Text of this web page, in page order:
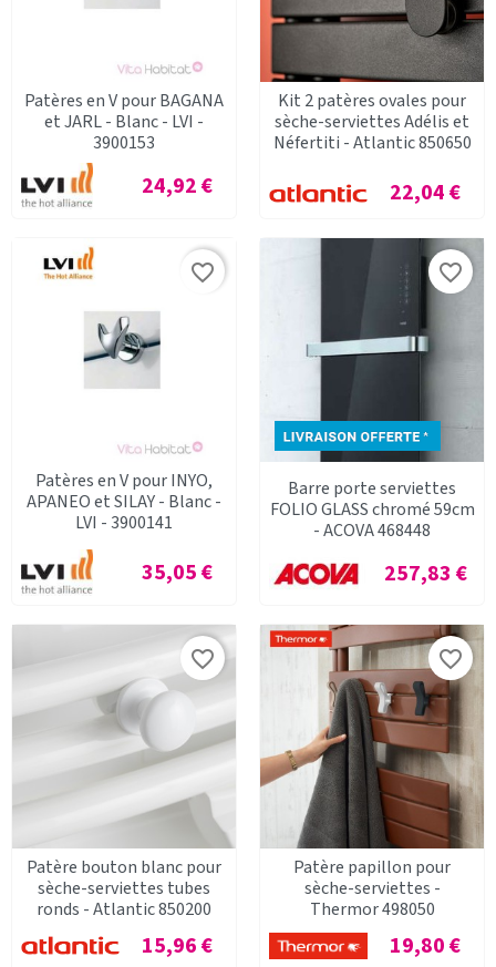
Patères en V pour BAGANA
et JARL - Blanc - LVI -
3900153
Prix
24,92 €
Kit 2 patères ovales pour
sèche-serviettes Adélis et
Néfertiti - Atlantic 850650
Prix
22,04 €
Patères en V pour INYO,
APANEO et SILAY - Blanc -
LVI - 3900141
Prix
35,05 €
favorite_border
Barre porte serviettes
FOLIO GLASS chromé 59cm
- ACOVA 468448
Prix
257,83 €
favorite_border
Patère bouton blanc pour
sèche-serviettes tubes
ronds - Atlantic 850200
Prix
15,96 €
favorite_border
Patère papillon pour
sèche-serviettes -
Thermor 498050
Prix
19,80 €
favorite_border